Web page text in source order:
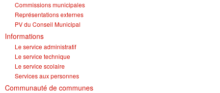
Commissions municipales
Représentations externes
PV du Conseil Municipal
Informations
Le service administratif
Le service technique
Le service scolaire
Services aux personnes
Communauté de communes